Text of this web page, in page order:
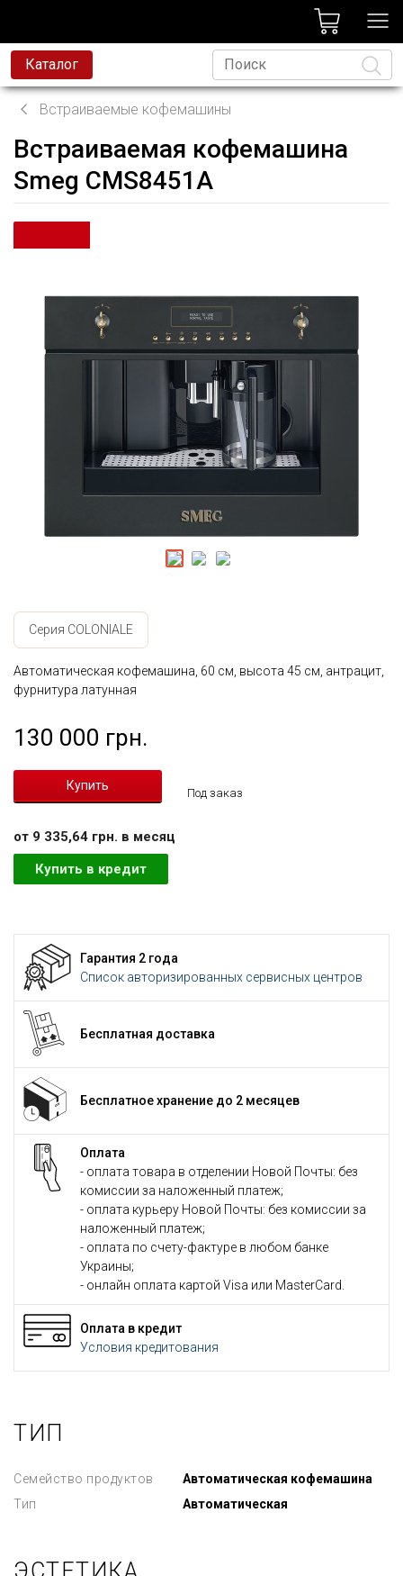
Каталог
Встраиваемые кофемашины
Встраиваемая кофемашина
Smeg CMS8451A
Серия COLONIALE
Автоматическая кофемашина, 60 см, высота 45 см, антрацит,
фурнитура латунная
130 000 грн.
Под заказ
от 9 335,64 грн. в месяц
Купить в кредит
Гарантия 2 года
Список авторизированных сервисных центров
Бесплатная доставка
Бесплатное хранение до 2 месяцев
Оплата
- оплата товара в отделении Новой Почты: без
комиссии за наложенный платеж;
- оплата курьеру Новой Почты: без комиссии за
наложенный платеж;
- оплата по счету-фактуре в любом банке
Украины;
- онлайн оплата картой Visa или MasterCard.
Оплата в кредит
Условия кредитования
ТИП
Семейство продуктов
Автоматическая кофемашина
Тип
Автоматическая